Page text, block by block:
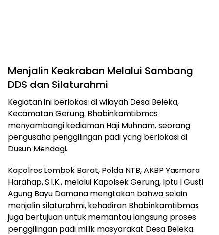
Menjalin Keakraban Melalui Sambang
DDS dan Silaturahmi
Kegiatan ini berlokasi di wilayah Desa Beleka,
Kecamatan Gerung. Bhabinkamtibmas
menyambangi kediaman Haji Muhnam, seorang
pengusaha penggilingan padi yang berlokasi di
Dusun Mendagi.
Kapolres Lombok Barat, Polda NTB, AKBP Yasmara
Harahap, S.I.K., melalui Kapolsek Gerung, Iptu I Gusti
Agung Bayu Damana mengtakan bahwa selain
menjalin silaturahmi, kehadiran Bhabinkamtibmas
juga bertujuan untuk memantau langsung proses
penggilingan padi milik masyarakat Desa Beleka.